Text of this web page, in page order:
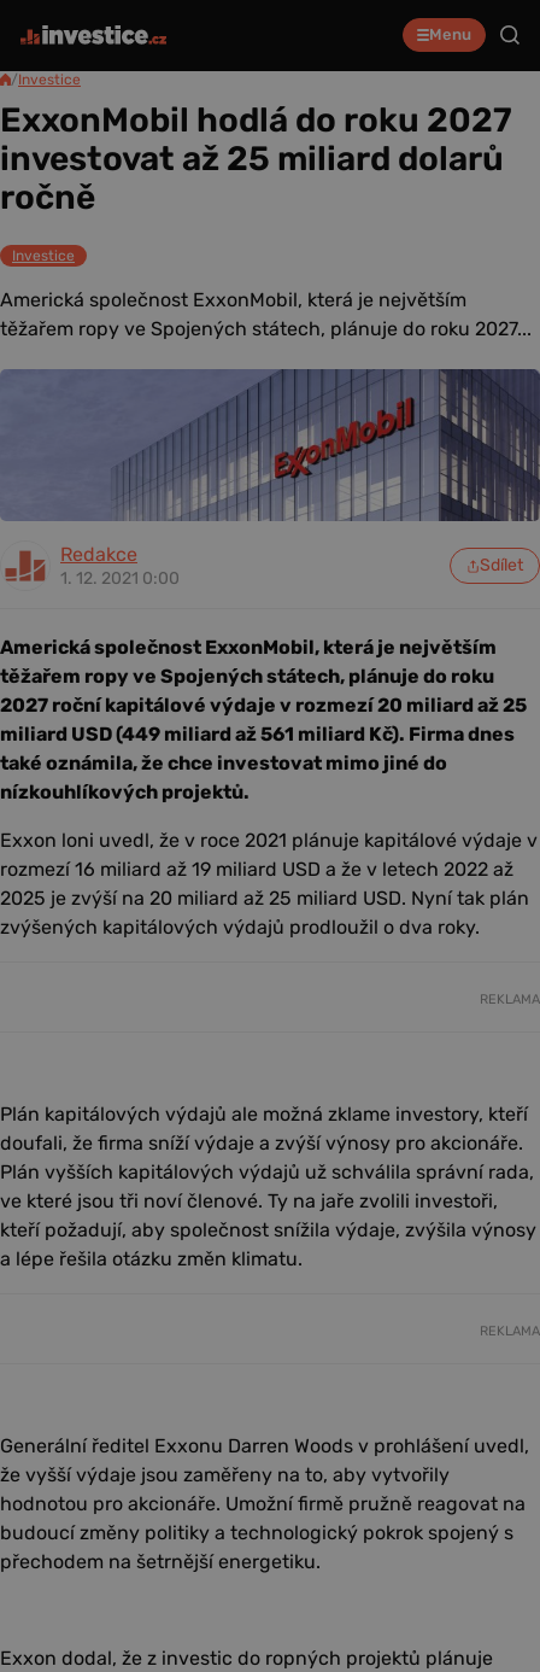
Menu
/Investice
ExxonMobil hodlá do roku 2027
investovat až 25 miliard dolarů
ročně
Investice
Americká společnost ExxonMobil, která je největším
těžařem ropy ve Spojených státech, plánuje do roku 2027...
Redakce
1. 12. 2021 0:00
Sdílet
Americká společnost ExxonMobil, která je největším
těžařem ropy ve Spojených státech, plánuje do roku
2027 roční kapitálové výdaje v rozmezí 20 miliard až 25
miliard USD (449 miliard až 561 miliard Kč). Firma dnes
také oznámila, že chce investovat mimo jiné do
nízkouhlíkových projektů.
Exxon loni uvedl, že v roce 2021 plánuje kapitálové výdaje v
rozmezí 16 miliard až 19 miliard USD a že v letech 2022 až
2025 je zvýší na 20 miliard až 25 miliard USD. Nyní tak plán
zvýšených kapitálových výdajů prodloužil o dva roky.
REKLAMA
Plán kapitálových výdajů ale možná zklame investory, kteří
doufali, že firma sníží výdaje a zvýší výnosy pro akcionáře.
Plán vyšších kapitálových výdajů už schválila správní rada,
ve které jsou tři noví členové. Ty na jaře zvolili investoři,
kteří požadují, aby společnost snížila výdaje, zvýšila výnosy
a lépe řešila otázku změn klimatu.
REKLAMA
Generální ředitel Exxonu Darren Woods v prohlášení uvedl,
že vyšší výdaje jsou zaměřeny na to, aby vytvořily
hodnotou pro akcionáře. Umožní firmě pružně reagovat na
budoucí změny politiky a technologický pokrok spojený s
přechodem na šetrnější energetiku.
Exxon dodal, že z investic do ropných projektů plánuje